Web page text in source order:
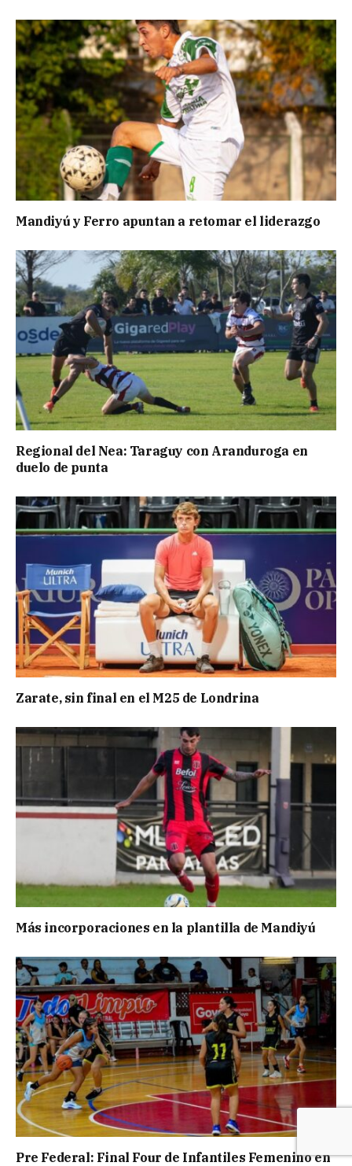
Mandiyú y Ferro apuntan a retomar el liderazgo
Regional del Nea: Taraguy con Aranduroga en
duelo de punta
Zarate, sin final en el M25 de Londrina
Más incorporaciones en la plantilla de Mandiyú
Pre Federal: Final Four de Infantiles Femenino en